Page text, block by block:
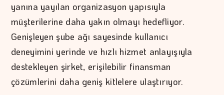
yanına yayılan organizasyon yapısıyla
müşterilerine daha yakın olmayı hedefliyor.
Genişleyen şube ağı sayesinde kullanıcı
deneyimini yerinde ve hızlı hizmet anlayışıyla
destekleyen şirket, erişilebilir finansman
çözümlerini daha geniş kitlelere ulaştırıyor.